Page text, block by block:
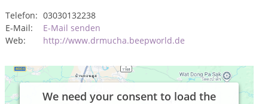
Telefon: 03030132238
E-Mail:
E-Mail senden
Web:
http://www.drmucha.beepworld.de
We need your consent to load the